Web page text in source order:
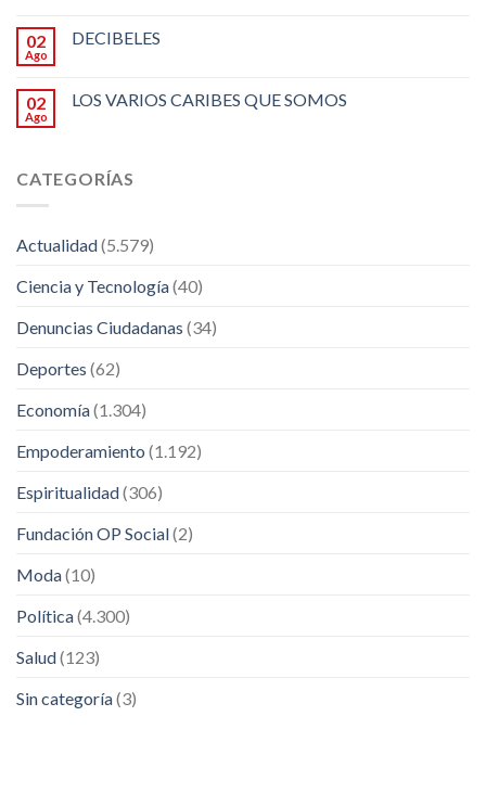
02
Ago
DECIBELES
02
Ago
LOS VARIOS CARIBES QUE SOMOS
CATEGORÍAS
Actualidad(5.579)
Ciencia y Tecnología(40)
Denuncias Ciudadanas (34)
Deportes (62)
Economía(1.304)
Empoderamiento (1.192)
Espiritualidad(306)
Fundación OP Social(2)
Moda(10)
Política(4.300)
Salud(123)
Sin categoría(3)